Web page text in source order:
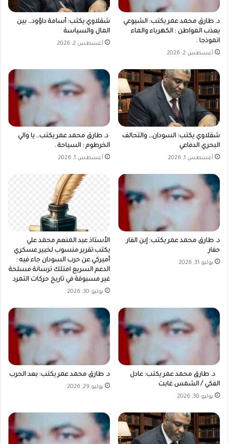
د. طارق محمد عمر يكتب: الشيوعي
يعذب المواطن : الكهرباء والماء
انموذجا .
أغسطس 2, 2026
شقلاوي يكتب: أسامة داؤود… بين
المال والسياسة
أغسطس 2, 2026
شقلاوي يكتب: السودان… والتحالف
البحري الدفاعي
أغسطس 1, 2026
د. طارق محمد عمر يكتب.. يا والي
الخرطوم : السياحة .
أغسطس 1, 2026
د. طارق محمد عمر يكتب: إبن الفار
حفار
يوليو 31, 2026
الأستاذ عبد المنعم محمد علي
يكتب:تقرير منسوب لخبير عسكري
أميركي عن حرب السودان جاء فيه :
الدعم السريع امتلك ترسانة مسلحة
غير مسبوقة في تاريخ حركات التمرد
يوليو 30, 2026
د. طارق محمد عمر يكتب: عادل
الفكي / الشمس غابت
يوليو 30, 2026
د. طارق محمد عمر يكتب: بعد الحرب
يوليو 29, 2026